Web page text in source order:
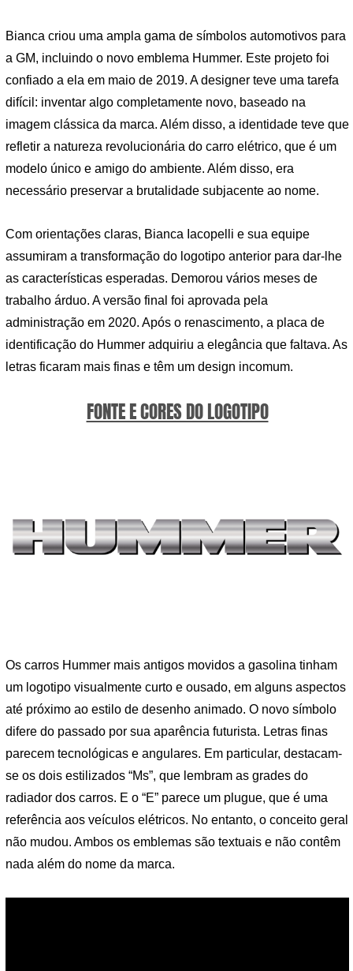
Bianca criou uma ampla gama de símbolos automotivos para
a GM, incluindo o novo emblema Hummer. Este projeto foi
confiado a ela em maio de 2019. A designer teve uma tarefa
difícil: inventar algo completamente novo, baseado na
imagem clássica da marca. Além disso, a identidade teve que
refletir a natureza revolucionária do carro elétrico, que é um
modelo único e amigo do ambiente. Além disso, era
necessário preservar a brutalidade subjacente ao nome.
Com orientações claras, Bianca Iacopelli e sua equipe
assumiram a transformação do logotipo anterior para dar-lhe
as características esperadas. Demorou vários meses de
trabalho árduo. A versão final foi aprovada pela
administração em 2020. Após o renascimento, a placa de
identificação do Hummer adquiriu a elegância que faltava. As
letras ficaram mais finas e têm um design incomum.
FONTE E CORES DO LOGOTIPO
Os carros Hummer mais antigos movidos a gasolina tinham
um logotipo visualmente curto e ousado, em alguns aspectos
até próximo ao estilo de desenho animado. O novo símbolo
difere do passado por sua aparência futurista. Letras finas
parecem tecnológicas e angulares. Em particular, destacam-
se os dois estilizados “Ms”, que lembram as grades do
radiador dos carros. E o “E” parece um plugue, que é uma
referência aos veículos elétricos. No entanto, o conceito geral
não mudou. Ambos os emblemas são textuais e não contêm
nada além do nome da marca.